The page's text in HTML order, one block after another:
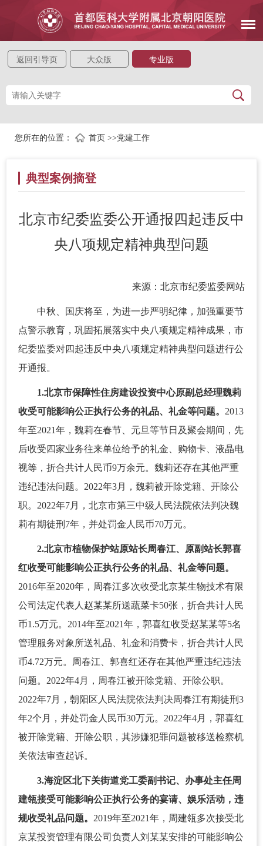
返回引导页 大众版 专业版
您所在的位置： 首页 >>党建工作
典型案例摘登
北京市纪委监委公开通报四起违反中
央八项规定精神典型问题
来源：北京市纪委监委网站
中秋、国庆将至，为进一步严明纪律，加强重要节
点警示教育，巩固拓展落实中央八项规定精神成果，市
纪委监委对四起违反中央八项规定精神典型问题进行公
开通报。
1.北京市保障性住房建设投资中心原副总经理魏莉
收受可能影响公正执行公务的礼品、礼金等问题。 2013
年至2021年，魏莉在春节、元旦等节日及聚会期间，先
后收受四家业务往来单位给予的礼金、购物卡、液晶电
视等，折合共计人民币9万余元。魏莉还存在其他严重
违纪违法问题。2022年3月，魏莉被开除党籍、开除公
职。2022年7月，北京市第三中级人民法院依法判决魏
莉有期徒刑7年，并处罚金人民币70万元。
2.北京市植物保护站原站长周春江、原副站长郭喜
红收受可能影响公正执行公务的礼品、礼金等问题。
2016年至2020年，周春江多次收受北京某生物技术有限
公司法定代表人赵某某所送蔬菜卡50张，折合共计人民
币1.5万元。2014年至2021年，郭喜红收受赵某某等5名
管理服务对象所送礼品、礼金和消费卡，折合共计人民
币4.72万元。周春江、郭喜红还存在其他严重违纪违法
问题。2022年4月，周春江被开除党籍、开除公职。
2022年7月，朝阳区人民法院依法判决周春江有期徒刑3
年2个月，并处罚金人民币30万元。2022年4月，郭喜红
被开除党籍、开除公职，其涉嫌犯罪问题被移送检察机
关依法审查起诉。
3.海淀区北下关街道党工委副书记、办事处主任周
建瓴接受可能影响公正执行公务的宴请、娱乐活动，违
规收受礼品问题。 2019年至2021年，周建瓴多次接受北
京某投资管理有限公司负责人刘某某安排的可能影响公